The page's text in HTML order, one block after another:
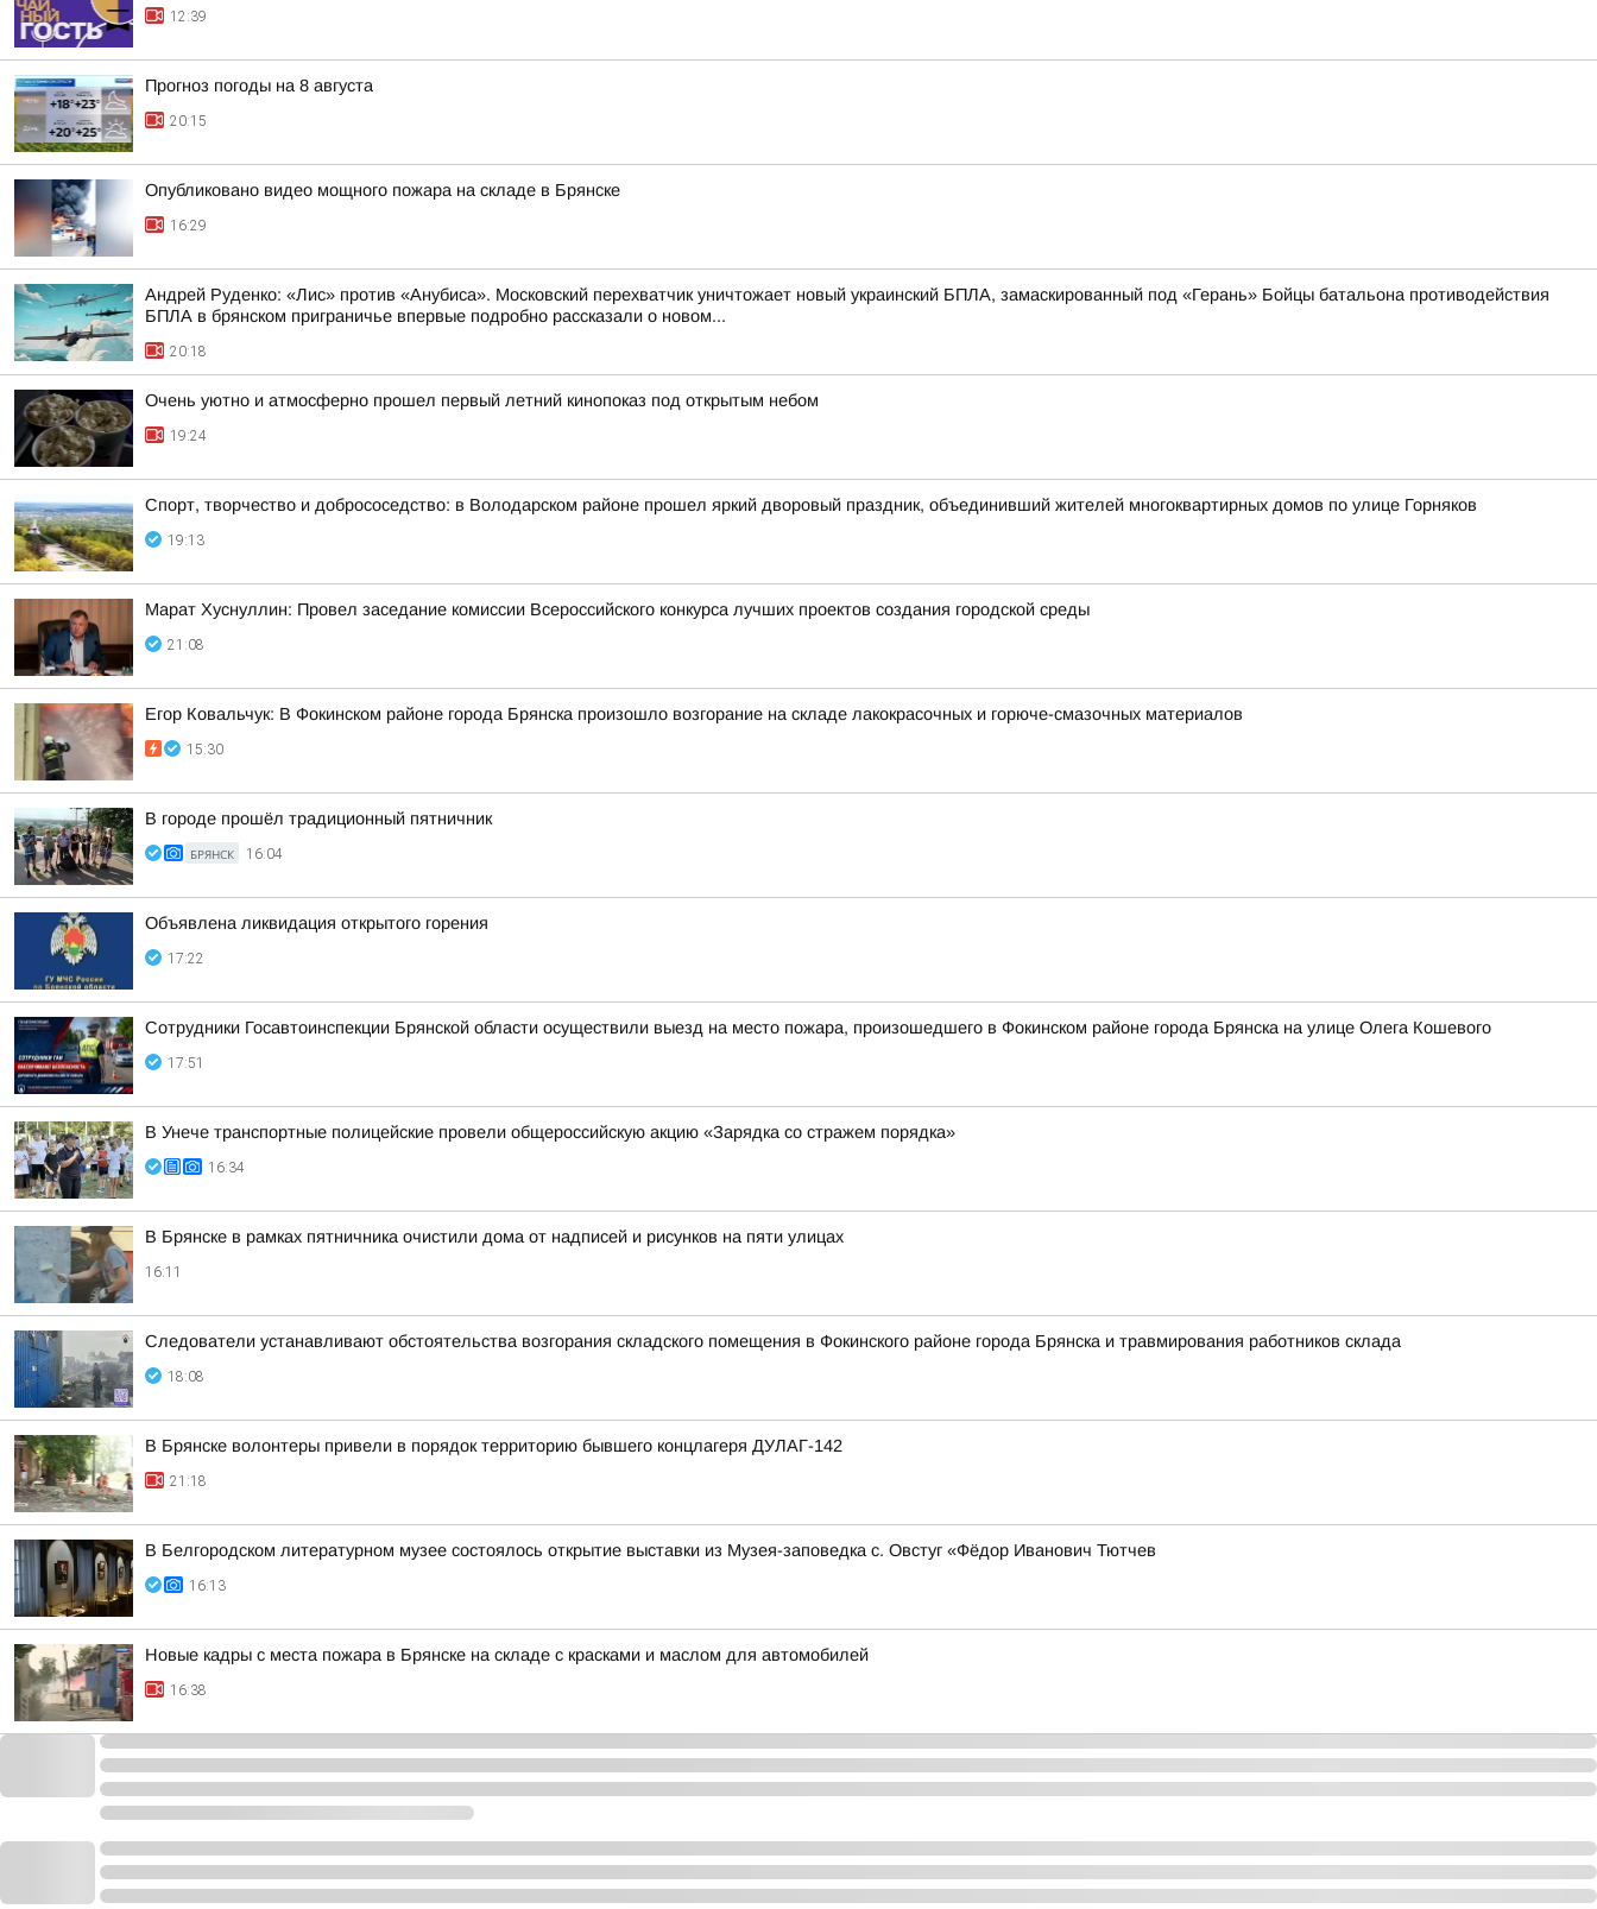
12:39
Прогноз погоды на 8 августа
20:15
Опубликовано видео мощного пожара на складе в Брянске
16:29
Андрей Руденко: «Лис» против «Анубиса». Московский перехватчик уничтожает новый украинский БПЛА, замаскированный под «Герань» Бойцы батальона противодействия
БПЛА в брянском приграничье впервые подробно рассказали о новом...
20:18
Очень уютно и атмосферно прошел первый летний кинопоказ под открытым небом
19:24
Спорт, творчество и добрососедство: в Володарском районе прошел яркий дворовый праздник, объединивший жителей многоквартирных домов по улице Горняков
19:13
Марат Хуснуллин: Провел заседание комиссии Всероссийского конкурса лучших проектов создания городской среды
21:08
Егор Ковальчук: В Фокинском районе города Брянска произошло возгорание на складе лакокрасочных и горюче-смазочных материалов
15:30
В городе прошёл традиционный пятничник
БРЯНСК 16:04
Объявлена ликвидация открытого горения
17:22
Сотрудники Госавтоинспекции Брянской области осуществили выезд на место пожара, произошедшего в Фокинском районе города Брянска на улице Олега Кошевого
17:51
В Унече транспортные полицейские провели общероссийскую акцию «Зарядка со стражем порядка»
16:34
В Брянске в рамках пятничника очистили дома от надписей и рисунков на пяти улицах
16:11
Следователи устанавливают обстоятельства возгорания складского помещения в Фокинского районе города Брянска и травмирования работников склада
18:08
В Брянске волонтеры привели в порядок территорию бывшего концлагеря ДУЛАГ-142
21:18
В Белгородском литературном музее состоялось открытие выставки из Музея-заповедка с. Овстуг «Фёдор Иванович Тютчев
16:13
Новые кадры с места пожара в Брянске на складе с красками и маслом для автомобилей
16:38